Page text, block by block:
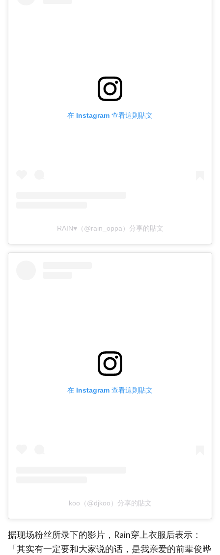
在 Instagram 查看這則貼文
RAIN♥（@rain_oppa）分享的貼文
在 Instagram 查看這則貼文
koo（@djkoo）分享的貼文
据现场粉丝所录下的影片，Rain穿上衣服后表示：
「其实有一定要和大家说的话，是我亲爱的前辈俊晔